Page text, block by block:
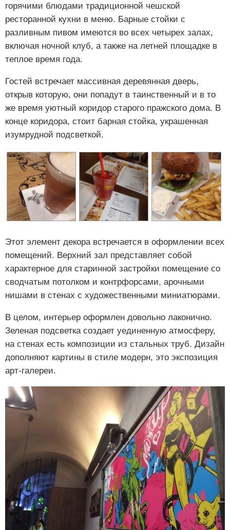
горячими блюдами традиционной чешской
ресторанной кухни в меню. Барные стойки с
разливным пивом имеются во всех четырех залах,
включая ночной клуб, а также на летней площадке в
теплое время года.
Гостей встречает массивная деревянная дверь,
открыв которую, они попадут в таинственный и в то
же время уютный коридор старого пражского дома. В
конце коридора, стоит барная стойка, украшенная
изумрудной подсветкой.
Этот элемент декора встречается в оформлении всех
помещений. Верхний зал представляет собой
характерное для старинной застройки помещение со
сводчатым потолком и контрфорсами, арочными
нишами в стенах с художественными миниатюрами.
В целом, интерьер оформлен довольно лаконично.
Зеленая подсветка создает уединенную атмосферу,
на стенах есть композиции из стальных труб. Дизайн
дополняют картины в стиле модерн, это экспозиция
арт-галереи.